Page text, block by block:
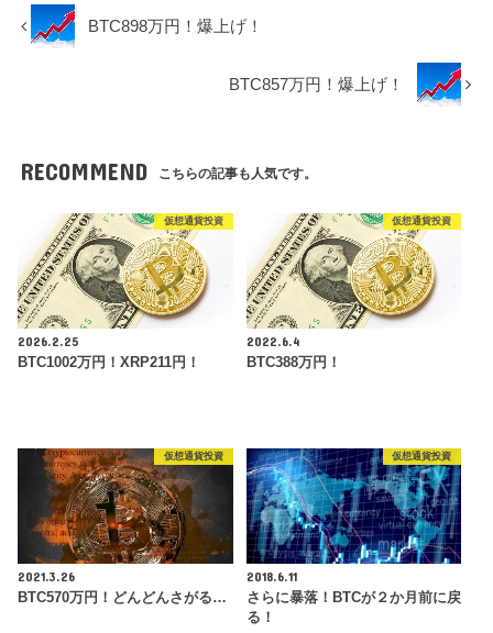
BTC898万円！爆上げ！
BTC857万円！爆上げ！
RECOMMEND こちらの記事も人気です。
仮想通貨投資
2026.2.25
BTC1002万円！XRP211円！
仮想通貨投資
2022.6.4
BTC388万円！
仮想通貨投資
2021.3.26
BTC570万円！どんどんさがる…
仮想通貨投資
2018.6.11
さらに暴落！BTCが２か月前に戻
る！